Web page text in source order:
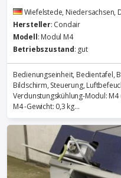
Wiefelstede, Niedersachsen,
Hersteller: Condair
Modell: Modul M4
Betriebszustand: gut
Bedienungseinheit, Bedientafel,
Bildschirm, Steuerung,
Verdunstungskühlung-Modul:
M4 -Gewicht: 0,3 kg...